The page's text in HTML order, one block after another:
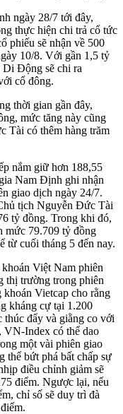
ngày 28/7 tới đây,
thực hiện chi trả cổ tức
phiếu sẽ nhận về 500
10/8. Với gần 1,5 tỷ
Động sẽ chi ra
cổ đông.
thời gian gần đây,
mức tăng này cũng
Tài có thêm hàng trăm
nắm giữ hơn 188,55
Nam Định ghi nhận
giao dịch ngày 24/7.
tịch Nguyễn Đức Tài
tỷ đồng. Trong khi đó,
mức 79.709 tỷ đồng
từ cuối tháng 5 đến nay.
Việt Nam phiên
thị trường trong phiên
Vietcap cho rằng
kháng cự tại 1.200
thúc đẩy và giằng co với
VN-Index có thể dao
một vài phiên giao
thể bứt phá bất chấp sự
điều chỉnh giảm sẽ
điểm. Ngược lại, nếu
chỉ số sẽ duy trì đà